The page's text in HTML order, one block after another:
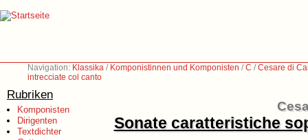
Navigation: Klassika / Komponistinnen und Komponisten /C /Cesare di
intrecciate col canto
Rubriken
Komponisten
Dirigenten
Textdichter
Sonate caratteristiche